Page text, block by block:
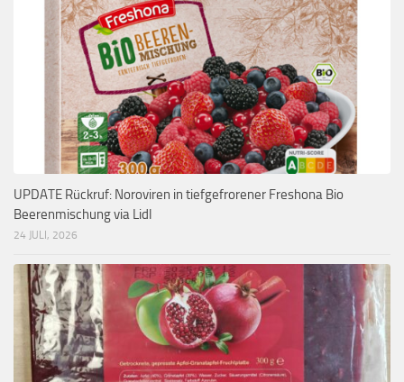
UPDATE Rückruf: Noroviren in tiefgefrorener Freshona Bio
Beerenmischung via Lidl
24 JULI, 2026